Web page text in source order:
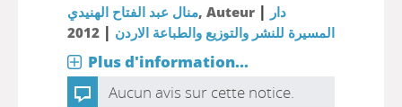
منال عبد الفتاح الهنيدي, Auteur | دار
المسيرة للنشر والتوزيع والطباعة الاردن |
2012
Plus d'information...
Aucun avis sur cette notice.